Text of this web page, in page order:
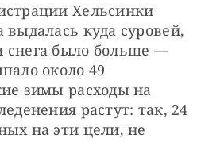
Хельсинки
куда суровей,
было больше —
около 49
зимы расходы на
растут: так, 24
на эти цели, не